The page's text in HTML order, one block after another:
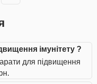
імунітету ?
для підвищення